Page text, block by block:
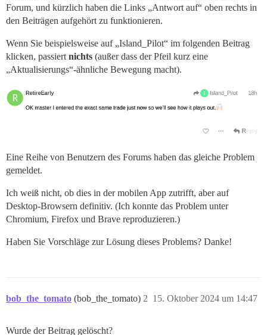
Forum, und kürzlich haben die Links „Antwort auf“ oben rechts in
den Beiträgen aufgehört zu funktionieren.
Wenn Sie beispielsweise auf „Island_Pilot“ im folgenden Beitrag
klicken, passiert nichts (außer dass der Pfeil kurz eine
„Aktualisierungs“-ähnliche Bewegung macht).
Eine Reihe von Benutzern des Forums haben das gleiche Problem
gemeldet.
Ich weiß nicht, ob dies in der mobilen App zutrifft, aber auf
Desktop-Browsern definitiv. (Ich konnte das Problem unter
Chromium, Firefox und Brave reproduzieren.)
Haben Sie Vorschläge zur Lösung dieses Problems? Danke!
bob_the_tomato (bob_the_tomato) 15. Oktober 2024 um 14:47
2
Wurde der Beitrag gelöscht?